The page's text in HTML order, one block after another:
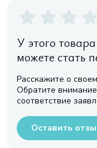
У этого
можете стать
Расскажите о
Обратите
соответствие
Оставить